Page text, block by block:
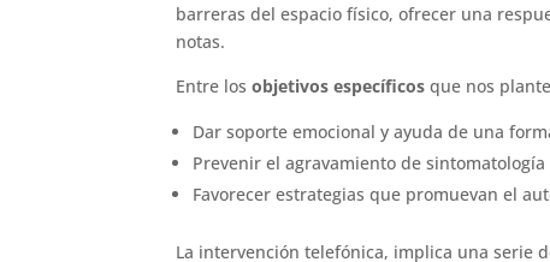
barreras del espacio físico, ofrecer una
notas.
Entre losobjetivos específicos que nos
Dar soporte emocional y ayuda de una
Prevenir el agravamiento de
Favorecer estrategias que promuevan el
La intervención telefónica, implica una serie